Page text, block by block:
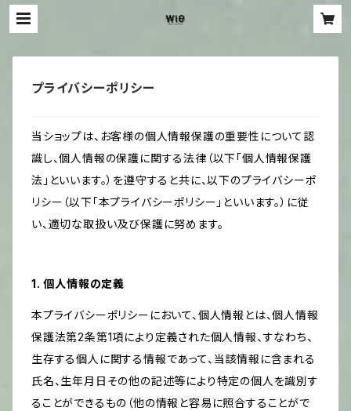
プライバシーポリシー
当ショップは、お客様の個人情報保護の重要性について認
識し、個人情報の保護に関する法律（以下「個人情報保護
法」といいます。）を遵守すると共に、以下のプライバシーポ
リシー（以下「本プライバシーポリシー」といいます。）に従
い、適切な取扱い及び保護に努めます。
1. 個人情報の定義
本プライバシーポリシーにおいて、個人情報とは、個人情報
保護法第2条第1項により定義された個人情報、すなわち、
生存する個人に関する情報であって、当該情報に含まれる
氏名、生年月日その他の記述等により特定の個人を識別す
ることができるもの（他の情報と容易に照合することがで